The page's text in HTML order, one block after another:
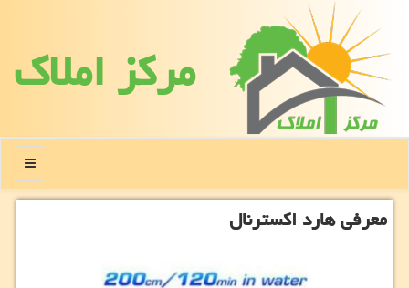
مركز املاك
منو
معرفی هارد اكسترنال